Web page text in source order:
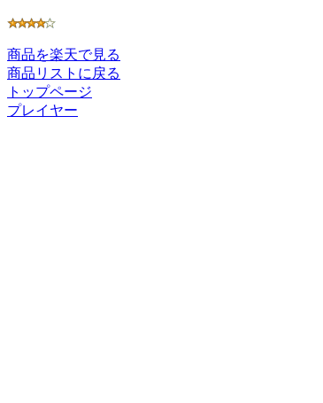
商品を楽天で見る
商品リストに戻る
トップページ
プレイヤー